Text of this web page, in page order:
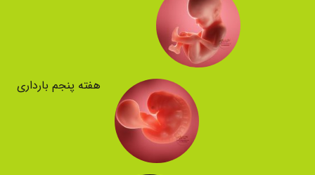
هفته پنجم بارداری